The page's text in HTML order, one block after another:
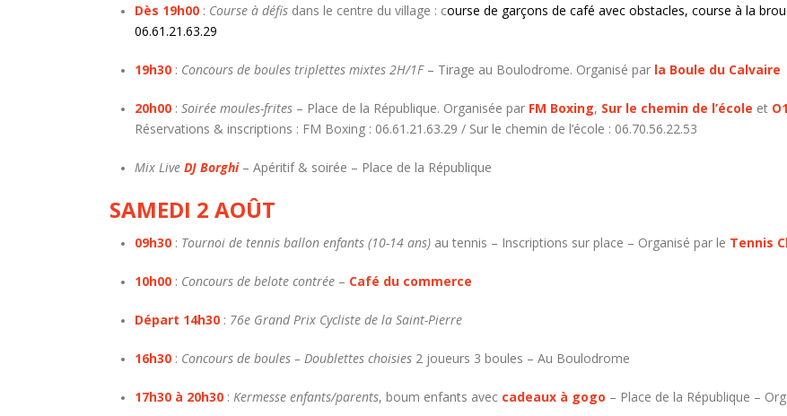
Dès 19h00 : Course à défis dans le centre du village : course de garçons de café avec obstacles, course à la
06.61.21.63.29
19h30 : Concours de boules triplettes mixtes 2H/1F– Tirage au Boulodrome. Organisé par la Boule du Calvaire
20h00 :Soirée moules-frites – Place de la République. Organisée par FM Boxing, Sur le chemin de l’école et
Réservations & inscriptions : FM Boxing : 06.61.21.63.29 / Sur le chemin de l’école : 06.70.56.22.53
Mix LiveDJ Borghi– Apéritif & soirée – Place de la République
SAMEDI 2 AOÛT
09h30 : Tournoi de tennis ballon enfants (10-14 ans) au tennis – Inscriptions sur place – Organisé par le Tennis
10h00 : Concours de belote contrée – Café du commerce
Départ 14h30 : 76e Grand Prix Cycliste de la Saint-Pierre
16h30 : Concours de boules – Doublettes choisies 2 joueurs 3 boules – Au Boulodrome
17h30 à 20h30 :Kermesse enfants/parents, boum enfants avec cadeaux à gogo – Place de la République –